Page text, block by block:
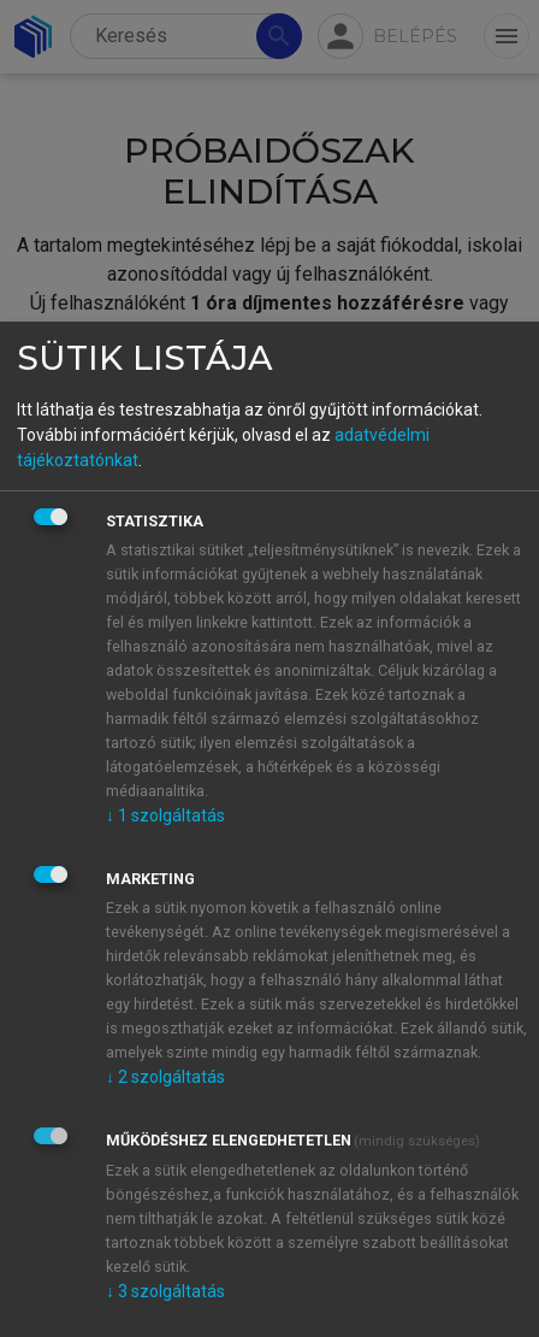
search person BELÉPÉS menu
PRÓBAIDŐSZAK
ELINDÍTÁSA
A tartalom megtekintéséhez lépj be a saját fiókoddal, iskolai
azonosítóddal vagy új felhasználóként.
Új felhasználóként 1 óra díjmentes hozzáférésre vagy
fiókoddal,vagy hozz létre új fiókot.
A regisztráció után apróbaidőszakautomatikusan
BELÉPÉS SAJÁT FIÓKKAL
ÚJ FIÓK LÉTREHOZÁSA
1 óra díjmentes hozzáférés
E-MAIL-CÍM
JELSZÓ
JELSZÓ ÚJRA
Kérek értesítést a MeRSZ újdonságairól, akcióiról.
Kérek értesítést az Akadémiai Kiadó Zrt. újdonságairól,
Adatkezelési tájékoztatóbanfoglaltakat tudomásul
veszem és elfogadom.
Általános vásárlási feltételeket, valamint a szotar.netés a
mersz.huoldalak licencszerződéseiben foglaltakat
tudomásul veszem és elfogadom.
KIPRÓBÁLOM
SÜTIK LISTÁJA
Itt láthatja és testreszabhatja az önről gyűjtött információkat.
További információért kérjük, olvasd el az adatvédelmi
tájékoztatónkat
STATISZTIKA
A statisztikai sütiket „teljesítménysütiknek” is nevezik. Ezek a
sütik információkat gyűjtenek a webhely használatának
módjáról, többek között arról, hogy milyen oldalakat keresett
fel és milyen linkekre kattintott. Ezek az információk a
felhasználó azonosítására nem használhatóak, mivel az
adatok összesítettek és anonimizáltak. Céljuk kizárólag a
weboldal funkcióinak javítása. Ezek közé tartoznak a
harmadik féltől származó elemzési szolgáltatásokhoz
tartozó sütik; ilyen elemzési szolgáltatások a
látogatóelemzések, a hőtérképek és a közösségi
médiaanalitika.
↓ 1 szolgáltatás
MARKETING
Ezek a sütik nyomon követik a felhasználó online
tevékenységét. Az online tevékenységek megismerésével a
hirdetők relevánsabb reklámokat jeleníthetnek meg, és
korlátozhatják, hogy a felhasználó hány alkalommal láthat
egy hirdetést. Ezek a sütik más szervezetekkel és hirdetőkkel
is megoszthatják ezeket az információkat. Ezek állandó sütik,
amelyek szinte mindig egy harmadik féltől származnak.
↓ 2 szolgáltatás
MŰKÖDÉSHEZ ELENGEDHETETLEN (mindig szükséges)
Ezek a sütik elengedhetetlenek az oldalunkon történő
böngészéshez,a funkciók használatához, és a felhasználók
nem tilthatják le azokat. A feltétlenül szükséges sütik közé
tartoznak többek között a személyre szabott beállításokat
kezelő sütik.
↓ 3 szolgáltatás